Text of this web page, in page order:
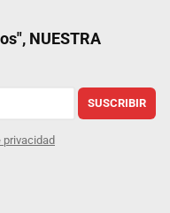
NUESTRA
SUSCRIBIR
privacidad